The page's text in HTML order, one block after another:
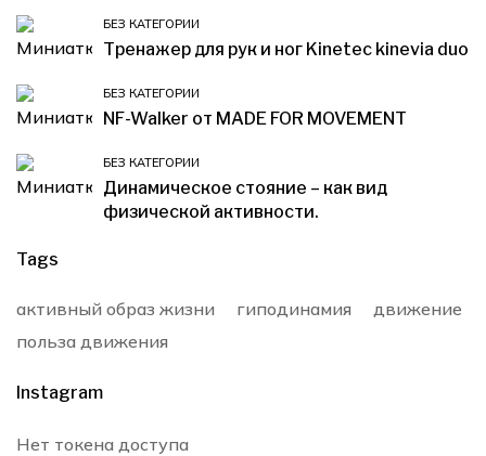
БЕЗ КАТЕГОРИИ
Тренажер для рук и ног Kinetec kinevia duo
БЕЗ КАТЕГОРИИ
NF-Walker от MADE FOR MOVEMENT
БЕЗ КАТЕГОРИИ
Динамическое стояние – как вид
физической активности.
Tags
активный образ жизни гиподинамия
движение
польза движения
Instagram
Нет токена доступа